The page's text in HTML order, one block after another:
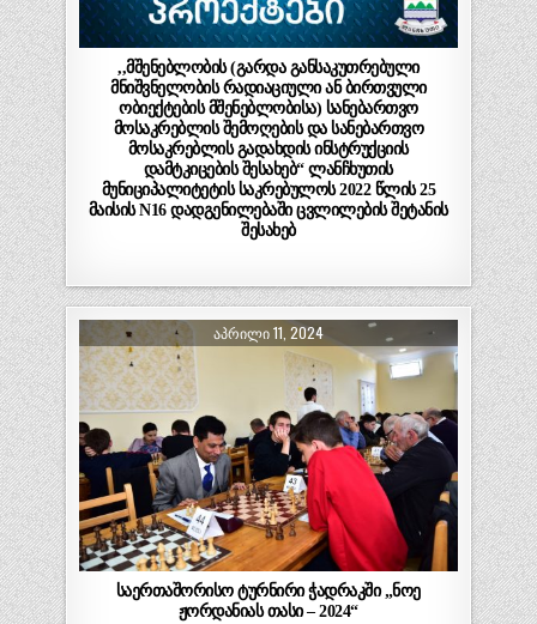
,,მშენებლობის (გარდა განსაკუთრებული
მნიშვნელობის რადიაციული ან ბირთვული
ობიექტების მშენებლობისა) სანებართვო
მოსაკრებლის შემოღების და სანებართვო
მოსაკრებლის გადახდის ინსტრუქციის
დამტკიცების შესახებ“ ლანჩხუთის
მუნიციპალიტეტის საკრებულოს 2022 წლის 25
მაისის N16 დადგენილებაში ცვლილების შეტანის
შესახებ
ᲐᲞᲠᲘᲚᲘ 11, 2024
საერთაშორისო ტურნირი ჭადრაკში „ნოე
ჟორდანიას თასი – 2024“